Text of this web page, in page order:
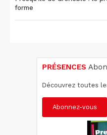
forme
PRÉSENCES
Découvrez toutes
Abonnez-vous